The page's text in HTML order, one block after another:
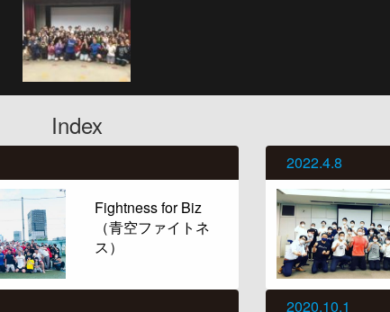
Index
Fightness for Biz
（青空ファイトネ
ス）
2022.4.8
2020.10.1